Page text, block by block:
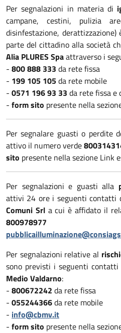
Per segnalazioni in materia di
campane, cestini, pulizia
disinfestazione,
parte del cittadino alla società
Alia PLURES Spaattraverso i
- 800 888 333 da rete fissa
- 199 105 105da rete mobile
- 0571 196 93 33 da rete fissa e
- form sito presente nella
Per segnalare guasti o perdite
attivo il numero verde
sito presente nella sezione Link
Per segnalazioni e guasti alla
attivi 24 ore i seguenti contatti
Comuni Srla cui è affidato il
800978977
Per segnalazioni relative al
sono previsti i seguenti contatti
Medio Valdarno:
- 800672242 da rete fissa
- 055244366da rete mobile
- info@cbmv.it
- form sito presente nella